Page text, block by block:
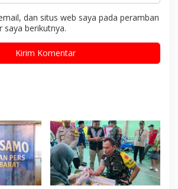
dan situs web saya pada peramban
saya berikutnya.